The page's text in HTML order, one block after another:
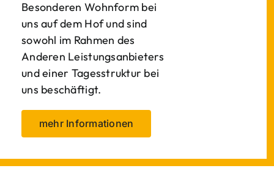
Besonderen Wohnform bei
uns auf dem Hof und sind
sowohl im Rahmen des
Anderen Leistungsanbieters
und einer Tagesstruktur bei
uns beschäftigt.
mehr Informationen